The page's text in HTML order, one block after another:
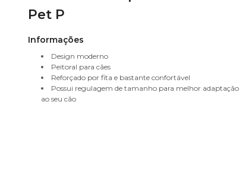
Pet P
Informações
Design moderno
Peitoral para cães
Reforçado por fita e bastante confortável
Possui regulagem de tamanho para melhor adaptação
ao seu cão